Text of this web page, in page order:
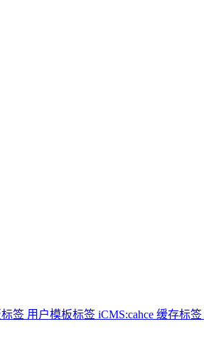
签 用户模板标签 iCMS:cahce 缓存标签